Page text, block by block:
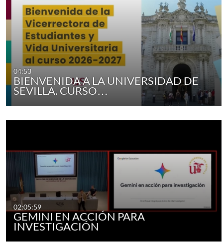
04:53
BIENVENIDA A LA UNIVERSIDAD DE
SEVILLA. CURSO…
02:05:59
GEMINI EN ACCIÓN PARA
INVESTIGACIÓN